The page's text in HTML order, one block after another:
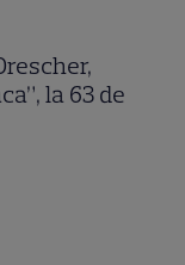
la 63 de